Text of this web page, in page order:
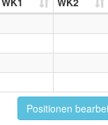
Positionen